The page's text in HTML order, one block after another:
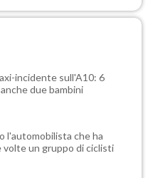
incidente sull'A10: 6
due bambini
l'automobilista che ha
un gruppo di ciclisti